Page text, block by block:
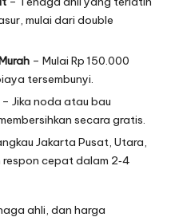
mulai dari double
– Mulai Rp 150.000
tersembunyi.
– Jika noda atau bau
secara gratis.
Jakarta Pusat, Utara,
cepat dalam 2‑4
ahli, dan harga